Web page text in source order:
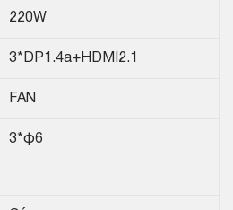
220W
3*DP1.4a+HDMI2.1
FAN
3*φ6